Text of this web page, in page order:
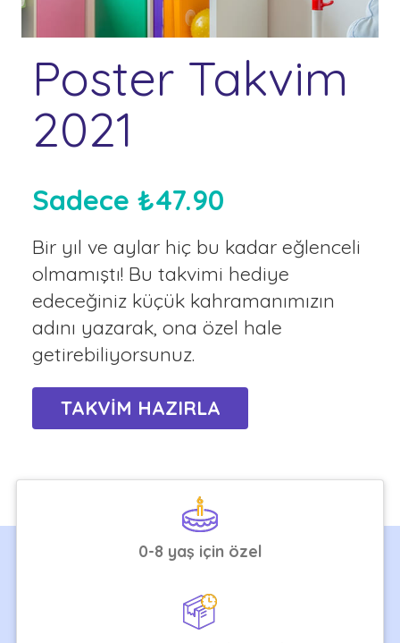
Poster Takvim
2021
Sadece ₺47.90
Bir yıl ve aylar hiç bu kadar eğlenceli
olmamıştı! Bu takvimi hediye
edeceğiniz küçük kahramanımızın
adını yazarak, ona özel hale
getirebiliyorsunuz.
TAKVİM HAZIRLA
0-8 yaş için özel